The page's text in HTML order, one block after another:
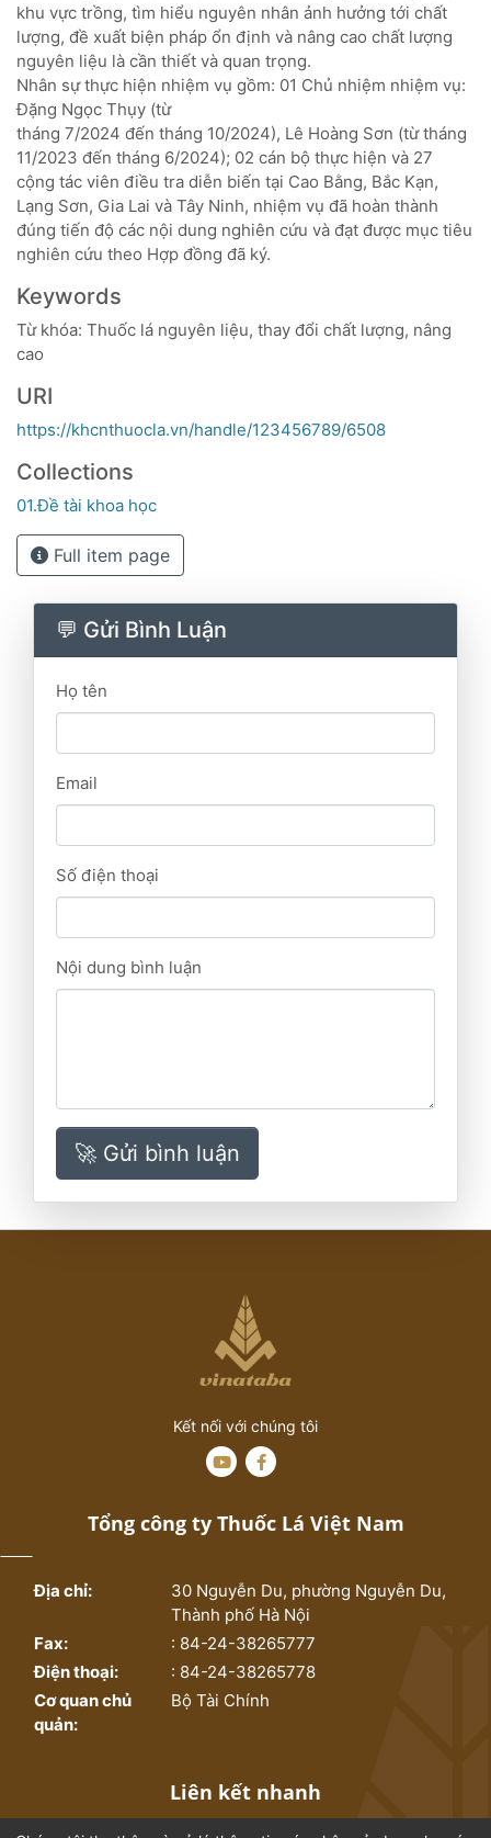
khu vực trồng, tìm hiểu nguyên nhân ảnh hưởng tới chất
lượng, đề xuất biện pháp ổn định và nâng cao chất lượng
nguyên liệu là cần thiết và quan trọng.
Nhân sự thực hiện nhiệm vụ gồm: 01 Chủ nhiệm nhiệm vụ:
Đặng Ngọc Thụy (từ
tháng 7/2024 đến tháng 10/2024), Lê Hoàng Sơn (từ tháng
11/2023 đến tháng 6/2024); 02 cán bộ thực hiện và 27
cộng tác viên điều tra diễn biến tại Cao Bằng, Bắc Kạn,
Lạng Sơn, Gia Lai và Tây Ninh, nhiệm vụ đã hoàn thành
đúng tiến độ các nội dung nghiên cứu và đạt được mục tiêu
nghiên cứu theo Hợp đồng đã ký.
Keywords
Từ khóa: Thuốc lá nguyên liệu, thay đổi chất lượng, nâng
cao
URI
https://khcnthuocla.vn/handle/123456789/6508
Collections
01.Đề tài khoa học
Full item page
💬 Gửi Bình Luận
Họ tên
Email
Số điện thoại
Nội dung bình luận
🚀 Gửi bình luận
Kết nối với chúng tôi
Tổng công ty Thuốc Lá Việt Nam
Địa chỉ:
30 Nguyễn Du, phường Nguyễn Du,
Thành phố Hà Nội
Fax:
: 84-24-38265777
Điện thoại:
: 84-24-38265778
Cơ quan chủ
quản:
Bộ Tài Chính
Liên kết nhanh